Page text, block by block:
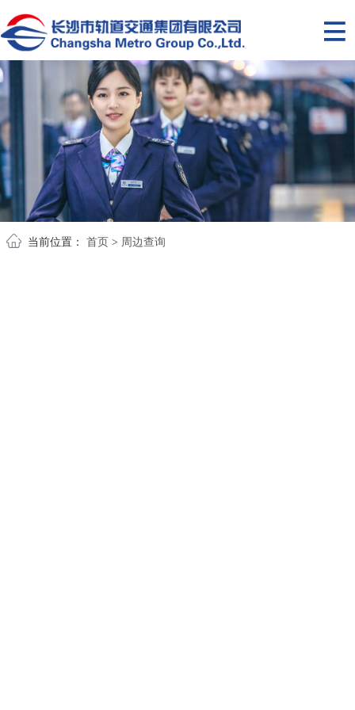
当前位置： 首页 > 周边查询